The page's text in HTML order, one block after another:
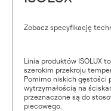
Zobacz specyfikację
Linia produktów ISOLUX
szerokim przekroju
Pomimo niskich gęstości
wytrzymałością na
przeznaczone są do
piecowego.